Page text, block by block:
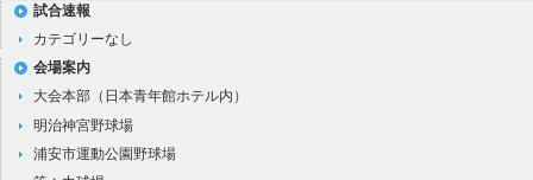
試合速報
カテゴリーなし
会場案内
大会本部（日本青年館ホテル内）
明治神宮野球場
浦安市運動公園野球場